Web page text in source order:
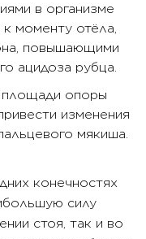
в организме
моменту отёла,
повышающими
ацидоза рубца.
опоры
изменения
мякиша.
конечностях
силу
стоя, так и во